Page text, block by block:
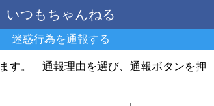
いつもちゃんねる
迷惑行為を通報する
す。 通報理由を選び、通報ボタンを押